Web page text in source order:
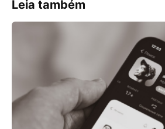
Leia também